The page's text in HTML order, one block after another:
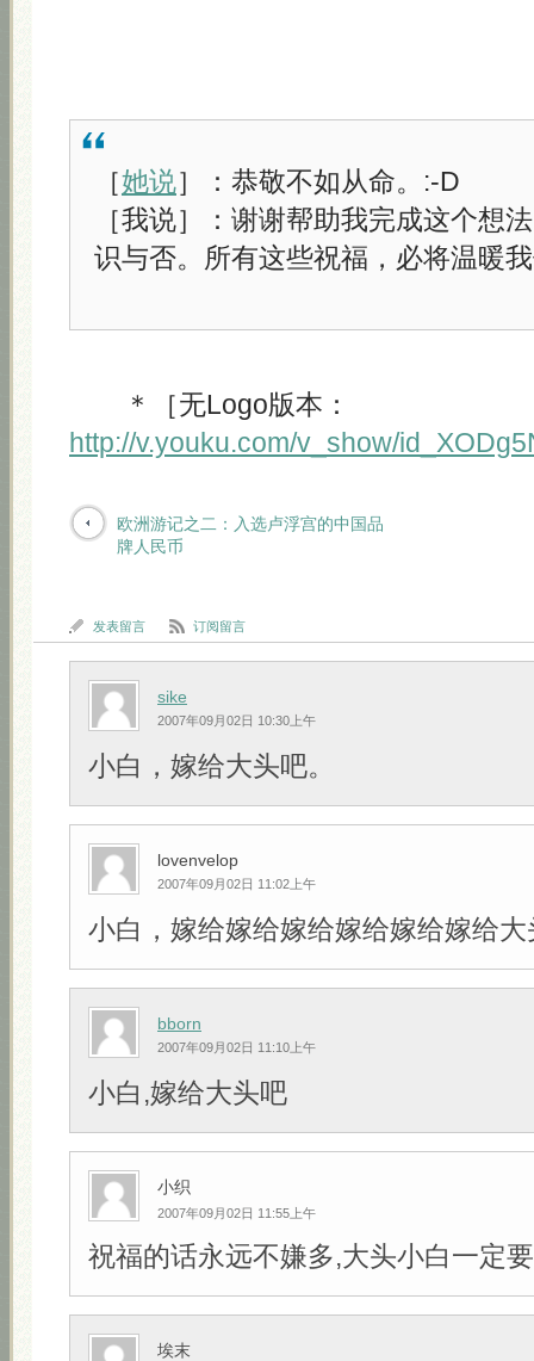
［她说］：恭敬不如从命。:-D
［我说］：谢谢帮助我完成这个想
识与否。所有这些祝福，必将温暖
＊［无Logo版本：
http://v.youku.com/v_show/
欧洲游记之二：入选卢浮宫的中国品
牌人民币
发表留言 订阅留言
sike
2007年09月02日 10:30上午
小白，嫁给大头吧。
lovenvelop
2007年09月02日 11:02上午
小白，嫁给嫁给嫁给嫁给嫁给嫁给大
bborn
2007年09月02日 11:10上午
小白,嫁给大头吧
小织
2007年09月02日 11:55上午
祝福的话永远不嫌多,大头小白一定
埃末